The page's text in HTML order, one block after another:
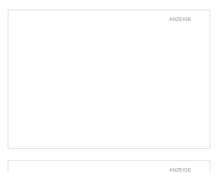
ANZEIGE
ANZEIGE